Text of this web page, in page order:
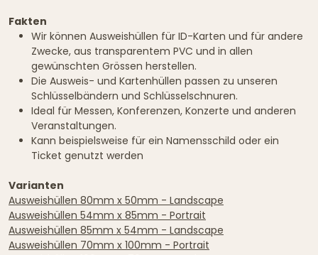
Fakten
Wir können Ausweishüllen für ID-Karten und für andere
Zwecke, aus transparentem PVC und in allen
gewünschten Grössen herstellen.
Die Ausweis- und Kartenhüllen passen zu unseren
Schlüsselbändern und Schlüsselschnuren.
Ideal für Messen, Konferenzen, Konzerte und anderen
Veranstaltungen.
Kann beispielsweise für ein Namensschild oder ein
Ticket genutzt werden
Varianten
Ausweishüllen 80mm x 50mm - Landscape
Ausweishüllen 54mm x 85mm - Portrait
Ausweishüllen 85mm x 54mm - Landscape
Ausweishüllen 70mm x 100mm - Portrait